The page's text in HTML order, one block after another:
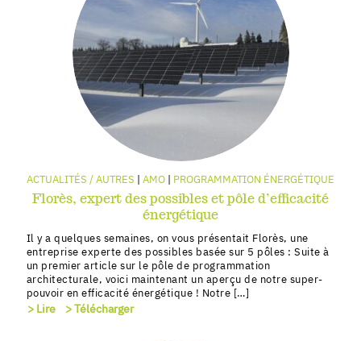
ACTUALITÉS / AUTRES AMO PROGRAMMATION ÉNERGÉTIQUE
Florès, expert des possibles et pôle d’efficacité
énergétique
Il y a quelques semaines, on vous présentait Florès, une
entreprise experte des possibles basée sur 5 pôles : Suite à
un premier article sur le pôle de programmation
architecturale, voici maintenant un aperçu de notre super-
pouvoir en efficacité énergétique ! Notre […]
> Lire > Télécharger